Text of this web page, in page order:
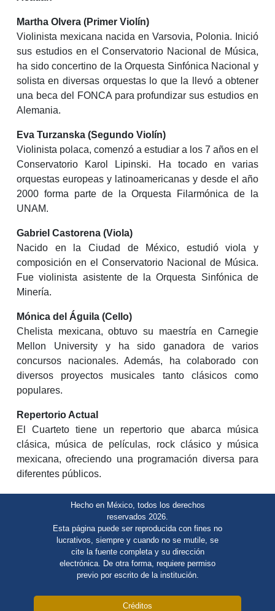
Martha Olvera (Primer Violín)
Violinista mexicana nacida en Varsovia, Polonia. Inició
sus estudios en el Conservatorio Nacional de Música,
ha sido concertino de la Orquesta Sinfónica Nacional y
solista en diversas orquestas lo que la llevó a obtener
una beca del
FONCApara profundizar sus estudios en
Alemania.
Eva Turzanska (Segundo Violín)
Violinista polaca, comenzó a estudiar a los 7 años en el
Conservatorio Karol Lipinski. Ha tocado en varias
orquestas europeas y latinoamericanas y desde el año
2000 forma parte de la Orquesta Filarmónica de la
UNAM.
Gabriel Castorena (Viola)
Nacido en la Ciudad de México, estudió viola y
composición en el Conservatorio Nacional de Música.
Fue violinista asistente de la Orquesta Sinfónica de
Minería.
Mónica del Águila (Cello)
Chelista mexicana, obtuvo su maestría en Carnegie
Mellon University y ha sido ganadora de varios
concursos nacionales. Además, ha colaborado con
diversos proyectos musicales tanto clásicos como
populares.
Repertorio Actual
El Cuarteto tiene un repertorio que abarca música
clásica, música de películas, rock clásico y música
mexicana, ofreciendo una programación diversa para
diferentes públicos.
Hecho en México, todos los derechos
reservados 2026.
Esta página puede ser reproducida con fines no
lucrativos, siempre y cuando no se mutile, se
cite la fuente completa y su dirección
electrónica. De otra forma, requiere permiso
previo por escrito de la institución.
Créditos